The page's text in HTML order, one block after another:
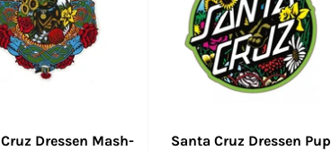
Dressen Mash-
Santa Cruz Dressen Pup